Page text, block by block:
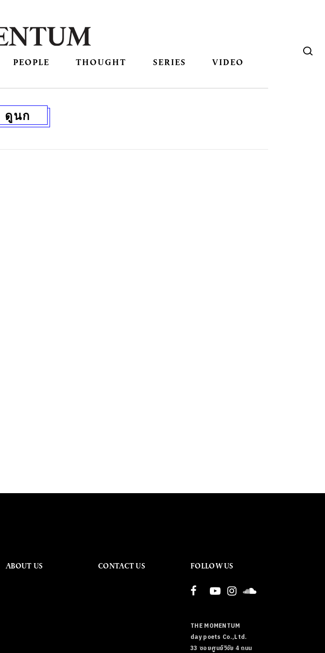
PEOPLE THOUGHT SERIES VIDEO
ดูนก
ABOUT US CONTACT US FOLLOW US
THE MOMENTUM
day poets Co.,Ltd.
33 ซอยศูนย์วิจัย 4 ถนน